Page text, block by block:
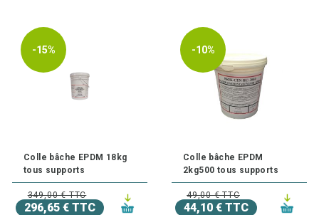
-15%
Colle bâche EPDM 18kg
tous supports
349,00 € TTC
296,65 € TTC
-10%
Colle bâche EPDM
2kg500 tous supports
49,00 € TTC
44,10 € TTC